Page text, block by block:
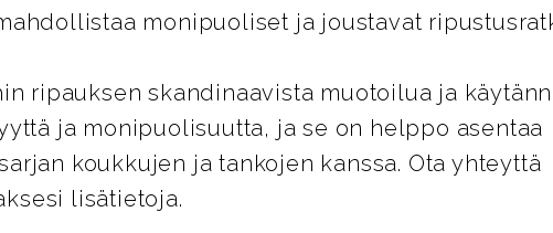
monipuoliset ja joustavat
ripauksen skandinaavista muotoilua ja
ja monipuolisuutta, ja se on helppo asentaa
koukkujen ja tankojen kanssa. Ota yhteyttä
lisätietoja.